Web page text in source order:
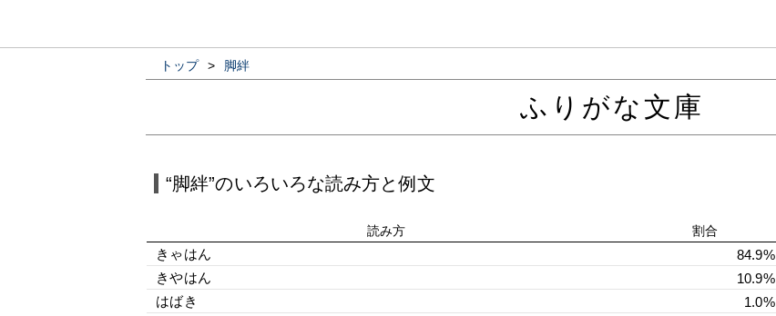
トップ > 脚絆
ふりがな文庫
“脚絆”のいろいろな読み方と例文
読み方 割合
きゃはん
84.9%
きやはん
10.9%
はばき
1.0%